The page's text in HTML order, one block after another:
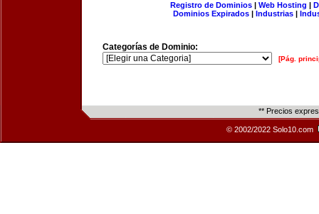
Registro de Dominios| Web Hosting |
Dominios Expirados | Industrias |
Categorías de Dominio:
[Pág.
** Precios
© 2002/2022 Solo10.com